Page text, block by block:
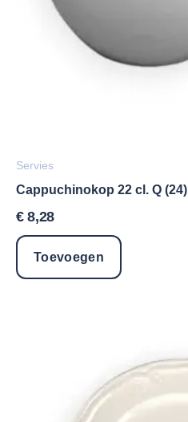
Servies
Cappuchinokop 22 cl. Q (24)
€8,28
Toevoegen